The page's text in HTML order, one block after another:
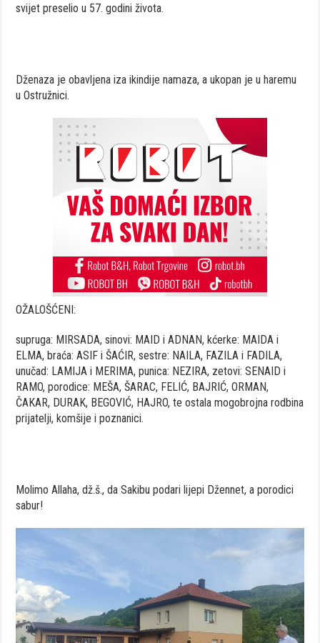
svijet preselio u 57. godini života.
Dženaza je obavljena iza ikindije namaza, a ukopan je u haremu
u Ostružnici.
OŽALOŠĆENI:
supruga: MIRSADA, sinovi: MAID i ADNAN, kćerke: MAIDA i
ELMA, braća: ASIF i ŠAĆIR, sestre: NAILA, FAZILA i FADILA,
unučad: LAMIJA i MERIMA, punica: NEZIRA, zetovi: SENAID i
RAMO, porodice: MEŠA, ŠARAC, FELIĆ, BAJRIĆ, ORMAN,
ČAKAR, DURAK, BEGOVIĆ, HAJRO, te ostala mogobrojna rodbina
prijatelji, komšije i poznanici.
Molimo Allaha, dž.š., da Sakibu podari lijepi Džennet, a porodici
sabur!